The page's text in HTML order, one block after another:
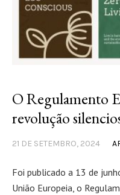
O Regulamento
revolução
21 DE SETEMBRO, 2024
Foi publicado a 13 de
União Europeia, o